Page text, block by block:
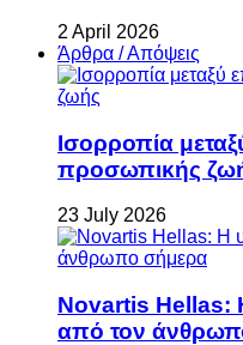
2 April 2026
Άρθρα / Απόψεις
Ισορροπία
προσωπικής
23 July 2026
Novartis Hellas:
από τον